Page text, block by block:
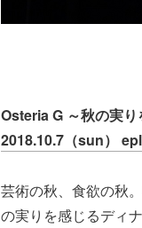
Osteria G ～秋の実
2018.10.7（sun）
芸術の秋、食欲の秋
の実りを感じるディ